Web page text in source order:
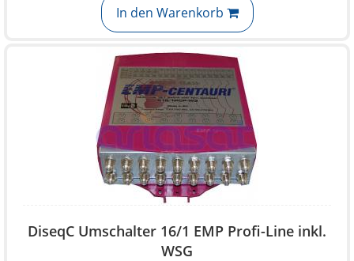
In den Warenkorb
DiseqC Umschalter 16/1 EMP Profi-Line inkl.
WSG